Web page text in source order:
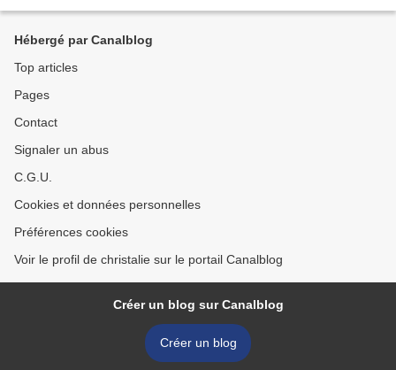
Hébergé par Canalblog
Top articles
Pages
Contact
Signaler un abus
C.G.U.
Cookies et données personnelles
Préférences cookies
Voir le profil de christalie sur le portail Canalblog
Créer un blog sur Canalblog
Créer un blog